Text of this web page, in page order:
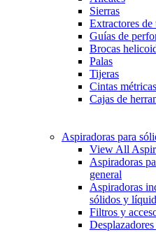
Sierras
Extractores
Guías de
Brocas
Palas
Tijeras
Cintas métricas
Cajas de
Aspiradoras para
View All
Aspiradoras
general
Aspiradoras
sólidos y
Filtros y